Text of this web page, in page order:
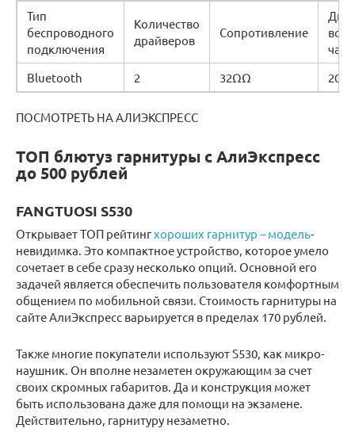
Тип
беспроводного
подключения
Количество
драйверов
Сопротивление
Bluetooth
2 32ΩΩ 20 —
ПОСМОТРЕТЬ НА АЛИЭКСПРЕСС
ТОП блютуз гарнитуры с АлиЭкспресс
до 500 рублей
FANGTUOSI S530
Открывает ТОП рейтингхороших гарнитур – модель-
невидимка. Это компактное устройство, которое умело
сочетает в себе сразу несколько опций. Основной его
задачей является обеспечить пользователя комфортным
общением по мобильной связи. Стоимость гарнитуры на
сайте АлиЭкспресс варьируется в пределах 170 рублей.
Также многие покупатели используют S530, как микро-
наушник. Он вполне незаметен окружающим за счет
своих скромных габаритов. Да и конструкция может
быть использована даже для помощи на экзамене.
Действительно, гарнитуру незаметно.